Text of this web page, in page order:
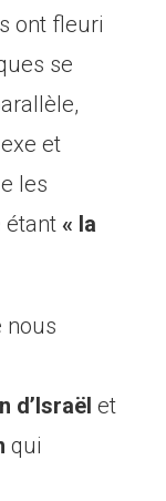
ont fleuri
se
et
les
étant« la
nous
d’Israël et
qui